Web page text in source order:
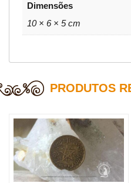
Dimensões
10 × 6 × 5 cm
PRODUTOS